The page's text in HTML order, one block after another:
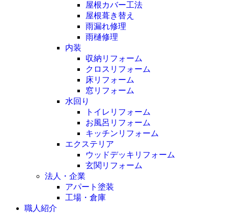
屋根カバー工法
屋根葺き替え
雨漏れ修理
雨樋修理
内装
収納リフォーム
クロスリフォーム
床リフォーム
窓リフォーム
水回り
トイレリフォーム
お風呂リフォーム
キッチンリフォーム
エクステリア
ウッドデッキリフォーム
玄関リフォーム
法人・企業
アパート塗装
工場・倉庫
職人紹介